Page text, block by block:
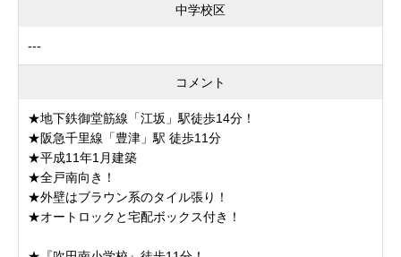
中学校区
---
コメント
★地下鉄御堂筋線「江坂」駅徒歩14分！
★阪急千里線「豊津」駅 徒歩11分
★平成11年1月建築
★全戸南向き！
★外壁はブラウン系のタイル張り！
★オートロックと宅配ボックス付き！